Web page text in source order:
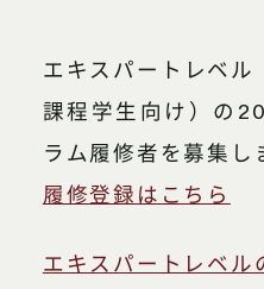
エキスパートレベル
課程学生向け）の
ラム履修者を募集し
履修登録はこちら
エキスパートレベル